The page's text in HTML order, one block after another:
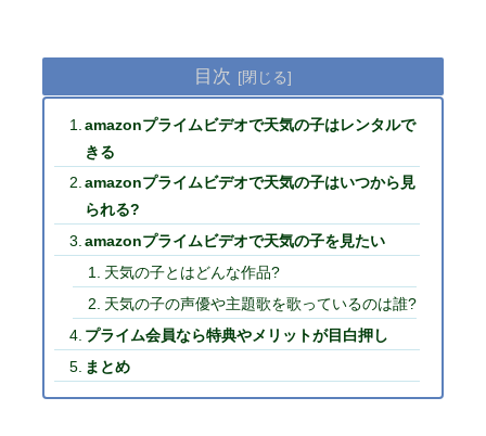
目次
amazonプライムビデオで天気の子はレンタルで
きる
amazonプライムビデオで天気の子はいつから見
られる?
amazonプライムビデオで天気の子を見たい
天気の子とはどんな作品?
天気の子の声優や主題歌を歌っているのは誰?
プライム会員なら特典やメリットが目白押し
まとめ